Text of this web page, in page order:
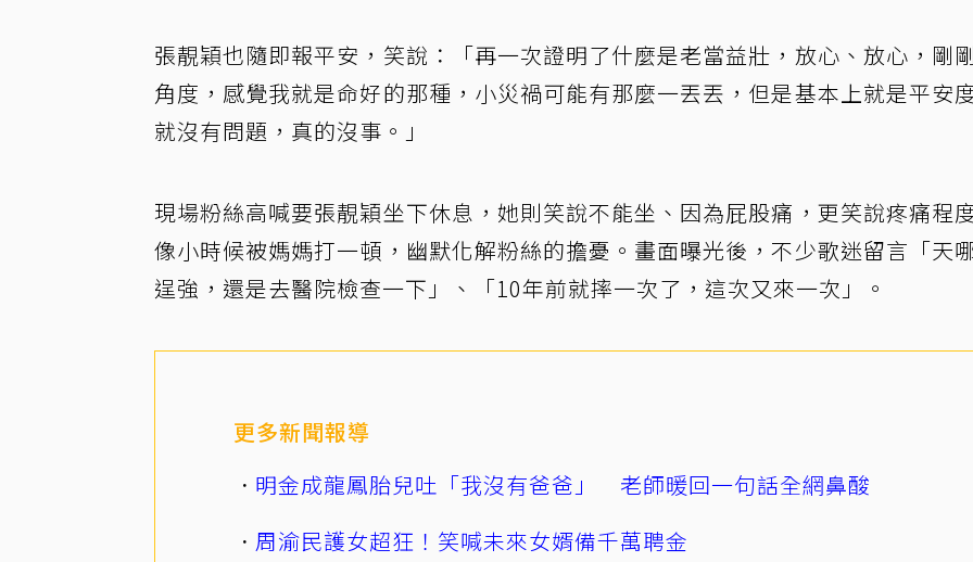
張靚穎也隨即報平安，笑說：「再一次證明了什麼是老當益壯，放心、放心，剛
角度，感覺我就是命好的那種，小災禍可能有那麼一丟丟，但是基本上就是平安
就沒有問題，真的沒事。」
現場粉絲高喊要張靚穎坐下休息，她則笑說不能坐、因為屁股痛，更笑說疼痛程
像小時候被媽媽打一頓，幽默化解粉絲的擔憂。畫面曝光後，不少歌迷留言「天
逞強，還是去醫院檢查一下」、「10年前就摔一次了，這次又來一次」。
更多新聞報導
明金成龍鳳胎兒吐「我沒有爸爸」 老師暖回一句話全網鼻酸
周渝民護女超狂！笑喊未來女婿備千萬聘金